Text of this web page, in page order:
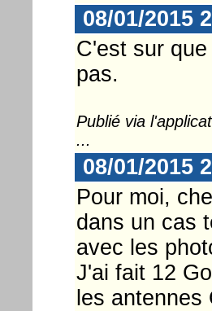
08/01/2015
C'est sur
pas.
Publié via
...
08/01/2015
Pour moi,
dans un cas
avec les
J'ai fait 12
les